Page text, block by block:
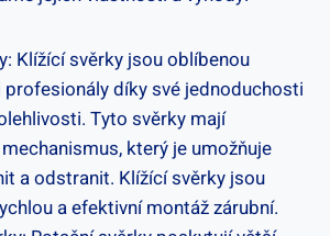
Klížící svěrky jsou oblíbenou
díky své jednoduchosti
Tyto svěrky mají
který je umožňuje
a odstranit. Klížící svěrky jsou
a efektivní montáž zárubní.